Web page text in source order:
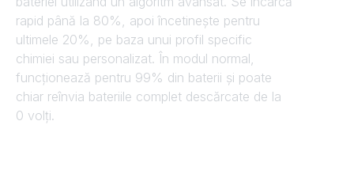
rapid până la 80%, apoi încetinește pentru
ultimele 20%, pe baza unui profil specific
chimiei sau personalizat. În modul normal,
funcționează pentru 99% din baterii și poate
chiar reînvia bateriile complet descărcate de la
0 volți.